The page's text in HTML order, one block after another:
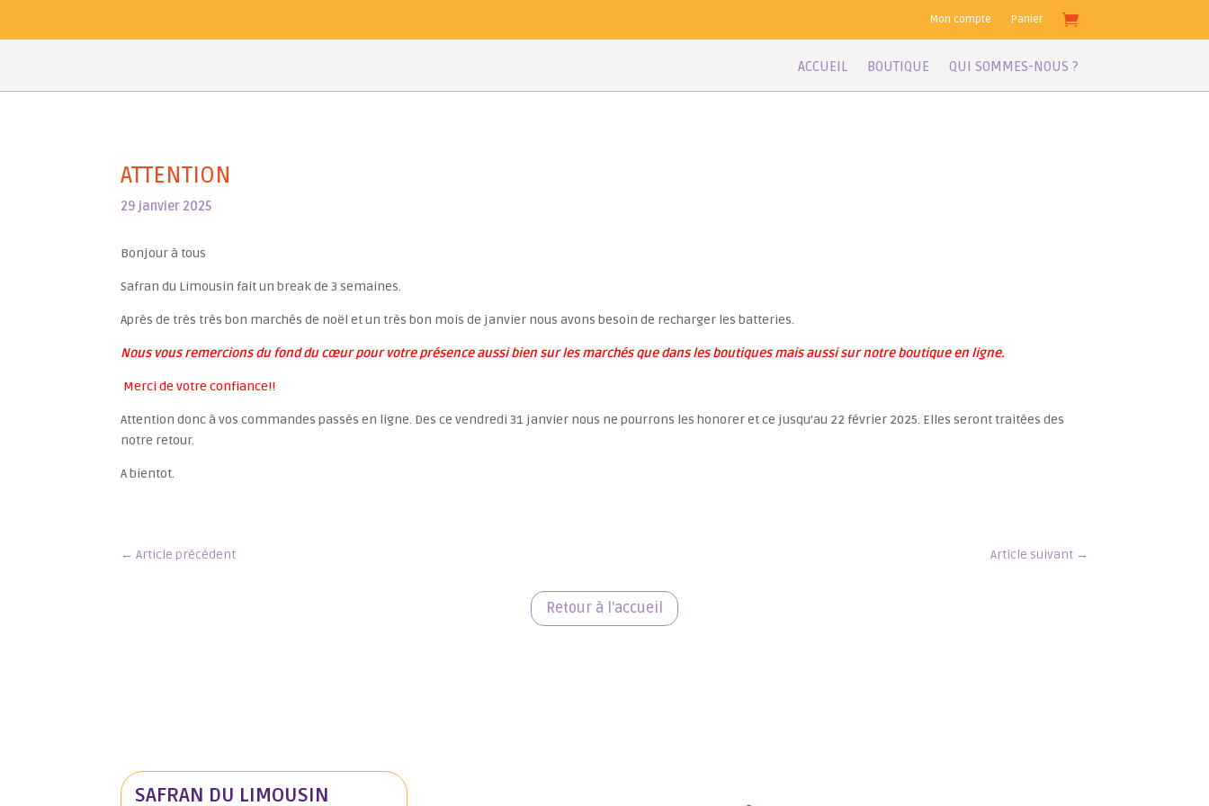
Mon compte Panier
ACCUEIL BOUTIQUE QUI SOMMES-NOUS ?
ATTENTION
29 janvier 2025
Bonjour à tous
Safran du Limousin fait un break de 3 semaines.
Après de très très bon marchés de noël et un très bon mois de janvier nous avons besoin de recharger les batteries.
Nous vous remercions du fond du cœur pour votre présence aussi bien sur les marchés que dans les boutiques mais aussi sur notre boutique en ligne.
Merci de votre confiance!!
Attention donc à vos commandes passés en ligne. Des ce vendredi 31 janvier nous ne pourrons les honorer et ce jusqu’au 22 février 2025. Elles seront traitées des
notre retour.
A bientot.
←Article précédent Article suivant→
Retour à l'accueil
SAFRAN DU LIMOUSIN